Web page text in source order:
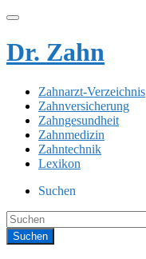
Dr. Zahn
Zahnarzt-Verzeichnis
Zahnversicherung
Zahngesundheit
Zahnmedizin
Zahntechnik
Lexikon
Suchen